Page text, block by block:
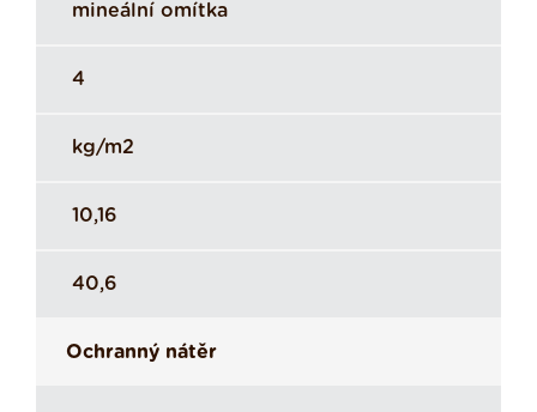
mineální omítka
4
kg/m2
10,16
40,6
Ochranný nátěr